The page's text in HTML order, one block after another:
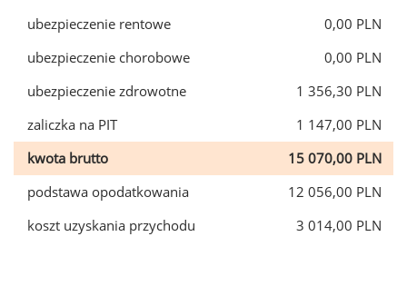
ubezpieczenie rentowe
0,00 PLN
ubezpieczenie chorobowe
0,00 PLN
ubezpieczenie zdrowotne
1 356,30 PLN
zaliczka na PIT
1 147,00 PLN
kwota brutto
15 070,00 PLN
podstawa opodatkowania
12 056,00 PLN
koszt uzyskania przychodu
3 014,00 PLN